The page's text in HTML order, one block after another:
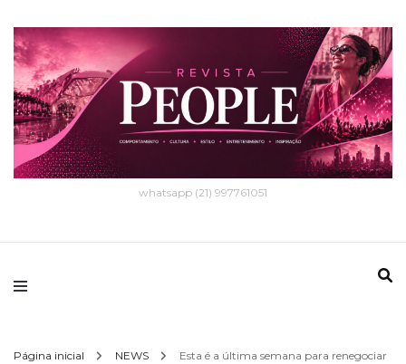
whatsapp (21) 997761051
Página inicial NEWS
Esta é a última semana para renegociar